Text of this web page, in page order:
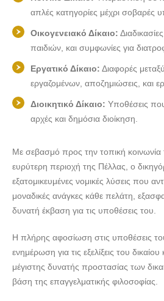
απλές κατηγορίες μέχρι σοβαρές
Οικογενειακό Δίκαιο:
παιδιών, και συμφωνίες για
Εργατικό Δίκαιο: Διαφορές
εργαζομένων, αποζημιώσεις, και
Διοικητικό Δίκαιο: Υποθέσεις
αρχές και δημόσια διοίκηση.
Με σεβασμό προς την τοπική κοινωνία
ευρύτερη περιοχή της Πέλλας, ο
εξατομικευμένες νομικές λύσεις που
μοναδικές ανάγκες κάθε πελάτη,
δυνατή έκβαση για τις υποθέσεις του.
Η πλήρης αφοσίωση στις υποθέσεις
ενημέρωση για τις εξελίξεις του
μέγιστης δυνατής προστασίας των
βάση της επαγγελματικής φιλοσοφίας.